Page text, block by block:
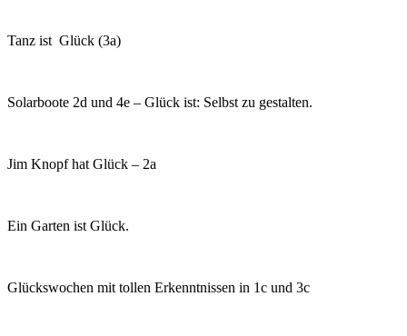
Tanz ist Glück (3a)
Solarboote 2d und 4e – Glück ist: Selbst zu gestalten.
Jim Knopf hat Glück – 2a
Ein Garten ist Glück.
Glückswochen mit tollen Erkenntnissen in 1c und 3c